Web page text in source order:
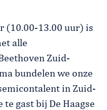
(10.00-13.00 uur) is
alle
Zuid-
bundelen we onze
in Zuid-
te gast bij De Haagse